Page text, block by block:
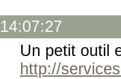
Un petit outil
http://